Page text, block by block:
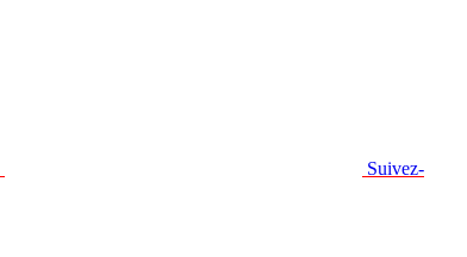
Suivez-